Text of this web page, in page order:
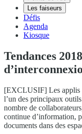
Les faiseurs
Défis
Agenda
Kiosque
Tendances
[EXCLUSIF] Les applis
l’un des principaux
nombre de
continue d’information,
documents dans des